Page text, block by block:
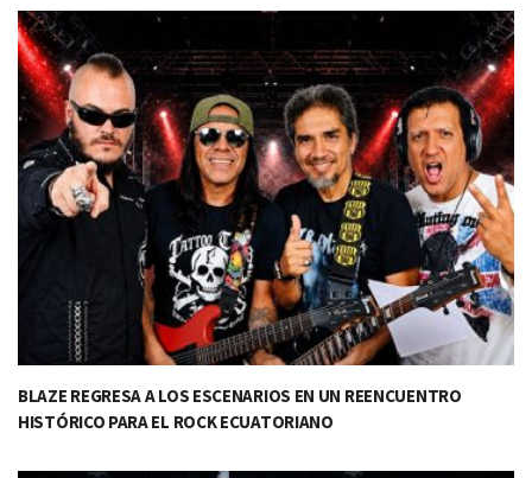
BLAZE REGRESA A LOS ESCENARIOS EN UN REENCUENTRO
HISTÓRICO PARA EL ROCK ECUATORIANO